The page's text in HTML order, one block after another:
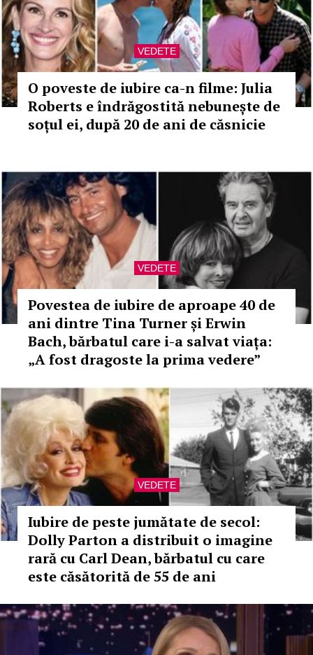
VEDETE
O poveste de iubire ca-n filme: Julia
Roberts e îndrăgostită nebunește de
soțul ei, după 20 de ani de căsnicie
VEDETE
Povestea de iubire de aproape 40 de
ani dintre Tina Turner și Erwin
Bach, bărbatul care i-a salvat viața:
„A fost dragoste la prima vedere”
VEDETE
Iubire de peste jumătate de secol:
Dolly Parton a distribuit o imagine
rară cu Carl Dean, bărbatul cu care
este căsătorită de 55 de ani